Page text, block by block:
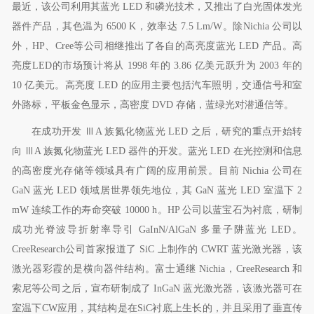
最近，该公司利用其蓝光LED 和磷光技术，又推出了白光固体发光
器件产品，其色温为 6500 K ，效率达 7.5 Lm/W 。除Nichia公司以
外， HP Cree等公司相继推出了各自的高亮度蓝光 LED 产品。高
亮度LED的市场预计将从 1998年的 3.86 亿美元跃升为 2003 年的
10亿美元。高亮度 LED 的应用主要包括汽车照明，交通信号和室
外路标，平板金色显示，高密度DVD 存储，蓝绿光对潜通信等。
在成功开发 A族氮化物蓝光LED 之后，研究的重点开始转
向
A族氮化物蓝光 LED器件的开发。蓝光 LED 在光控测和信息
的高密度光存储等领域具有广阔的应用前景。目前 Nichia 公司在
GaN蓝光 LED 领域居世界领先地位，其 GaN 蓝光 LED 室温下 2
mW连续工作的寿命突破 10000 h 。 HP公司以蓝宝石为衬底，研制
成功光脊波导折射率导引
GaInN/AlGaN 多量子阱蓝光 LED 。
CreeResearch公司首家报道了 SiC 上制作的 CWRT蓝光激光器，该
激光器彩霞的是横向器件结构。富士通继 Nichia ， CreeResearch和
索尼等公司之后，宣布研制成了 InGaN蓝光激光器，该激光器可在
室温下CW应用，其结构是在SiC衬底上生长的，并且采用了垂直传